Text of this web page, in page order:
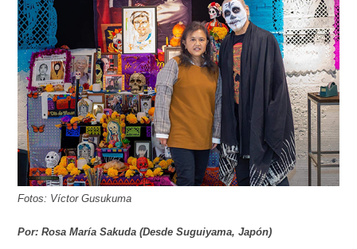
Fotos: Víctor Gusukuma
Por: Rosa María Sakuda (Desde Suguiyama, Japón)